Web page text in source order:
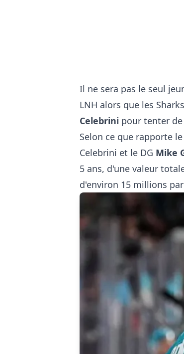
Il ne sera pas le seul
LNH alors que les
Celebrini pour tenter
Selon ce que rapporte
Celebrini et le DG Mike
5 ans, d'une valeur
d'environ 15 millions